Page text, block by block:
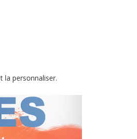
la personnaliser.